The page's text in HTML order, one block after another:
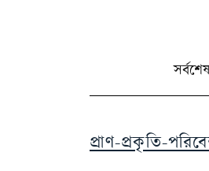
সর্বশেষ
প্রাণ-প্রকৃতি-